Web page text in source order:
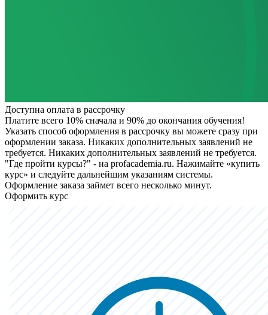
Доступна оплата в рассрочку
Платите всего 10% сначала и 90% до окончания обучения!
Указать способ оформления в рассрочку вы можете сразу при
оформлении заказа. Никаких дополнительных заявлений не
требуется. Никаких дополнительных заявлений не требуется.
"Где пройти курсы?" - на profacademia.ru. Нажимайте «купить
курс» и следуйте дальнейшим указаниям системы.
Оформление заказа займет всего несколько минут.
Оформить курс